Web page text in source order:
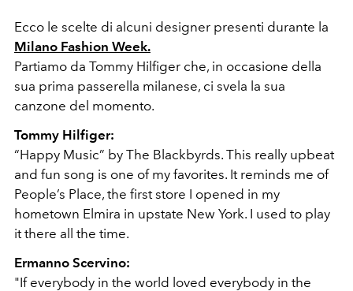
Ecco le scelte di alcuni designer presenti durante la
Milano Fashion Week.
Partiamo da Tommy Hilfiger che, in occasione della
sua prima passerella milanese, ci svela la sua
canzone del momento.
Tommy Hilfiger:
“Happy Music” by The Blackbyrds. This really upbeat
and fun song is one of my favorites. It reminds me of
People’s Place, the first store I opened in my
hometown Elmira in upstate New York. I used to play
it there all the time.
Ermanno Scervino:
"If everybody in the world loved everybody in the